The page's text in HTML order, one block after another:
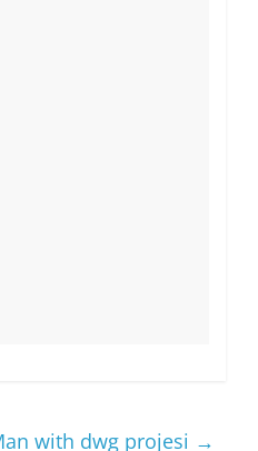
​​with dwg projesi →